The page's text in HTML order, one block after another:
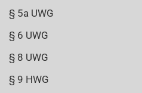
§ 5a UWG
§ 6 UWG
§ 8 UWG
§ 9 HWG